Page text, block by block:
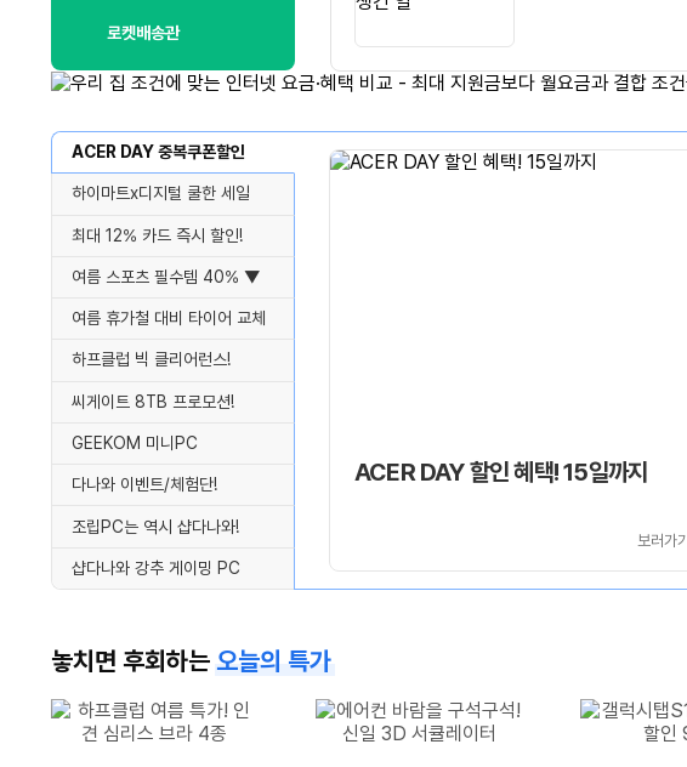
로켓배송관
ACER DAY 중복쿠폰할인
ACER DAY 할인 혜택! 15일까지
보러가기
하이마트x디지털 쿨한 세일
최대 12% 카드 즉시 할인!
여름 스포츠 필수템 40% ▼
여름 휴가철 대비 타이어 교체
하프클럽 빅 클리어런스!
씨게이트 8TB 프로모션!
GEEKOM 미니PC
다나와 이벤트/체험단!
조립PC는 역시 샵다나와!
샵다나와 강추 게이밍 PC
놓치면 후회하는 오늘의 특가